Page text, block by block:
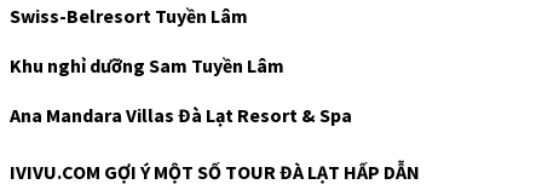
Swiss-Belresort Tuyền Lâm
Khu nghỉ dưỡng Sam Tuyền Lâm
Ana Mandara Villas Đà Lạt Resort & Spa
IVIVU.COM GỢI Ý MỘT SỐ TOUR ĐÀ LẠT HẤP DẪN